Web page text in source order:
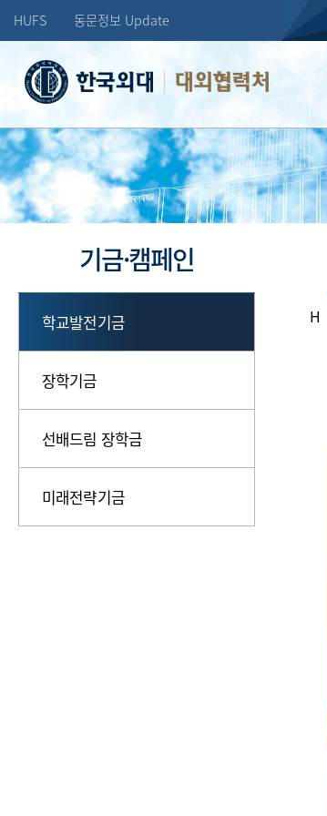
HUFS 동문정보 Update
대외협력처
기금·캠페인
학교발전기금
장학기금
선배드림 장학금
미래전략기금
H